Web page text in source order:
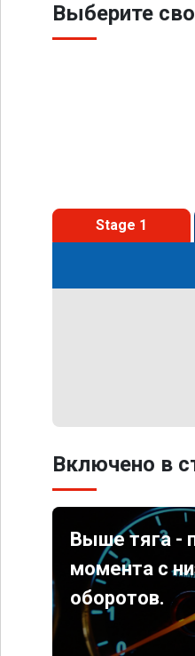
Выберите
Stage 1
Включено в
Выше тяга -
момента с
оборотов.